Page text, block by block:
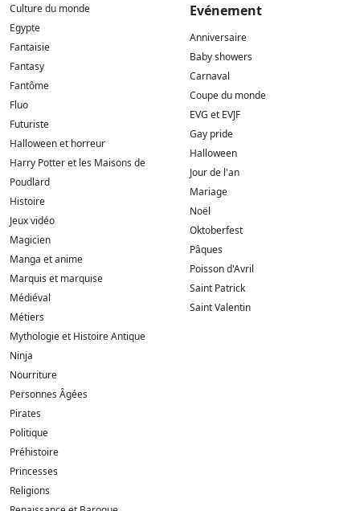
Culture du monde
Egypte
Fantaisie
Fantasy
Fantôme
Fluo
Futuriste
Halloween et horreur
Harry Potter et les Maisons de
Poudlard
Histoire
Jeux vidéo
Magicien
Manga et anime
Marquis et marquise
Médiéval
Métiers
Mythologie et Histoire Antique
Ninja
Nourriture
Personnes Âgées
Pirates
Politique
Préhistoire
Princesses
Religions
Evénement
Anniversaire
Baby showers
Carnaval
Coupe du monde
EVG et EVJF
Gay pride
Halloween
Jour de l'an
Mariage
Noël
Oktoberfest
Pâques
Poisson d'Avril
Saint Patrick
Saint Valentin